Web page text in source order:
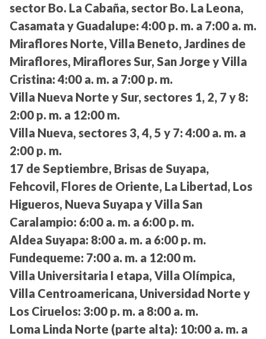
sector Bo. La Cabaña, sector Bo. La Leona,
Casamata y Guadalupe: 4:00 p. m. a 7:00 a. m.
Miraflores Norte, Villa Beneto, Jardines de
Miraflores, Miraflores Sur, San Jorge y Villa
Cristina: 4:00 a. m. a 7:00 p. m.
Villa Nueva Norte y Sur, sectores 1, 2, 7 y 8:
2:00 p. m. a 12:00 m.
Villa Nueva, sectores 3, 4, 5 y 7: 4:00 a. m. a
2:00 p. m.
17 de Septiembre, Brisas de Suyapa,
Fehcovil, Flores de Oriente, La Libertad, Los
Higueros, Nueva Suyapa y Villa San
Caralampio: 6:00 a. m. a 6:00 p. m.
Aldea Suyapa: 8:00 a. m. a 6:00 p. m.
Fundequeme: 7:00 a. m. a 12:00 m.
Villa Universitaria I etapa, Villa Olímpica,
Villa Centroamericana, Universidad Norte y
Los Ciruelos: 3:00 p. m. a 8:00 a. m.
Loma Linda Norte (parte alta): 10:00 a. m. a